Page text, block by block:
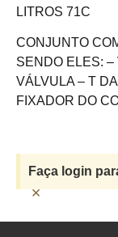
LITROS 71C
CONJUNTO
SENDO ELES: –
VÁLVULA – T
FIXADOR DO
Faça login
×